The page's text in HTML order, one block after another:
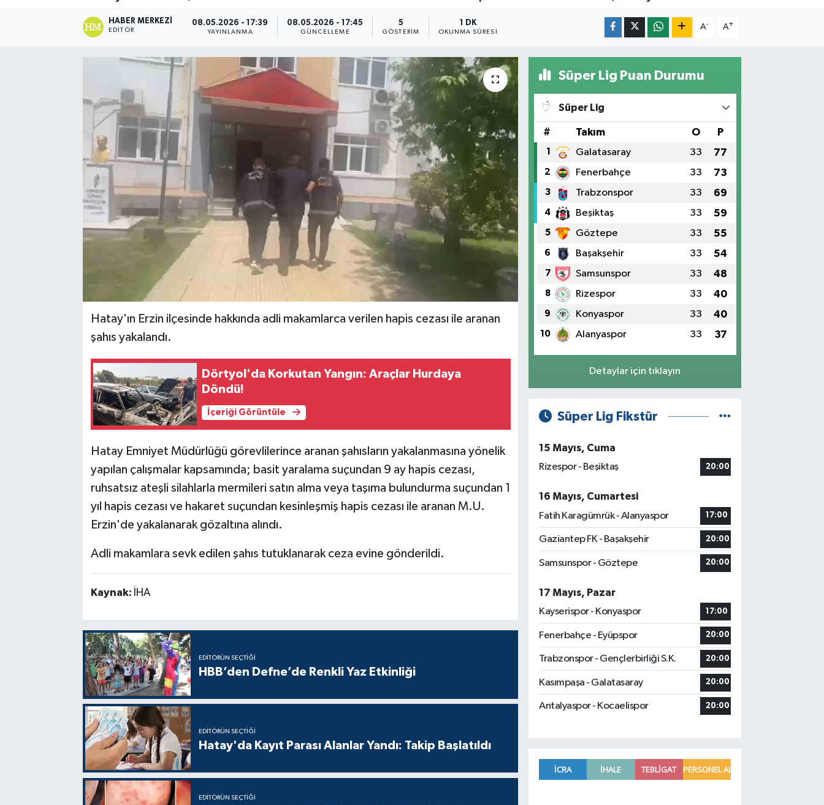
HABER MERKEZI
EDITÖR
08.05.2026 - 17:39
YAYINLANMA
08.05.2026 - 17:45
GÜNCELLEME
5
GÖSTERIM
1 DK
OKUNMA SÜRESI
A- A+
Hatay'ın Erzin ilçesinde hakkında adli makamlarca verilen hapis cezası ile aranan
şahıs yakalandı.
Dörtyol'da Korkutan Yangın: Araçlar Hurdaya
Döndü!
İçeriği Görüntüle
Hatay Emniyet Müdürlüğü görevlilerince aranan şahısların yakalanmasına yönelik
yapılan çalışmalar kapsamında; basit yaralama suçundan 9 ay hapis cezası,
ruhsatsız ateşli silahlarla mermileri satın alma veya taşıma bulundurma suçundan 1
yıl hapis cezası ve hakaret suçundan kesinleşmiş hapis cezası ile aranan M.U.
Erzin'de yakalanarak gözaltına alındı.
Adli makamlara sevk edilen şahıs tutuklanarak ceza evine gönderildi.
Kaynak: İHA
EDITÖRÜN SEÇTIĞI
HBB’den Defne’de Renkli Yaz Etkinliği
EDITÖRÜN SEÇTIĞI
Hatay'da Kayıt Parası Alanlar Yandı: Takip Başlatıldı
EDITÖRÜN SEÇTIĞI
Süper Lig Puan Durumu
Süper Lig
# Takım O P
1 Galatasaray 33 77
2 Fenerbahçe 33 73
3 Trabzonspor 33 69
4 Beşiktaş 33 59
5 Göztepe 33 55
6 Başakşehir 33 54
7 Samsunspor 33 48
8 Rizespor 33 40
9 Konyaspor 33 40
10 Alanyaspor 33 37
Detaylar için tıklayın
Süper Lig Fikstür
15 Mayıs, Cuma
Rizespor - Beşiktaş
20:00
16 Mayıs, Cumartesi
Fatih Karagümrük - Alanyaspor
17:00
Gaziantep FK - Başakşehir 20:00
Samsunspor - Göztepe 20:00
17 Mayıs, Pazar
Kayserispor - Konyaspor
17:00
Fenerbahçe - Eyüpspor 20:00
Trabzonspor - Gençlerbirliği S.K. 20:00
Kasımpaşa - Galatasaray 20:00
Antalyaspor - Kocaelispor 20:00